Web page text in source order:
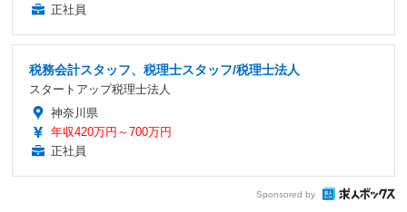
正社員
税務会計スタッフ、税理士スタッフ/税理士法人
スタートアップ税理士法人
神奈川県
年収420万円～700万円
正社員
Sponsored by